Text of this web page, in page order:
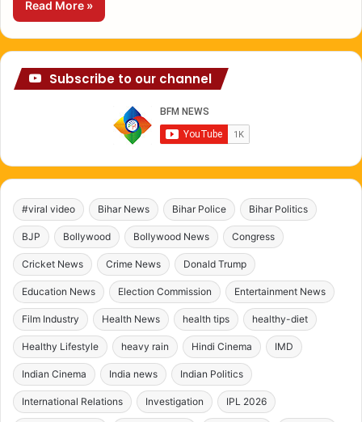
Read More »
Subscribe to our channel
#viral video Bihar News Bihar Police Bihar Politics
BJP Bollywood Bollywood News Congress
Cricket News Crime News Donald Trump
Education News Election Commission Entertainment News
Film Industry Health News health tips healthy-diet
Healthy Lifestyle heavy rain Hindi Cinema IMD
Indian Cinema India news Indian Politics
International Relations Investigation IPL 2026